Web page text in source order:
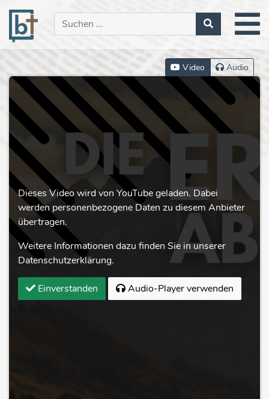
Video Audio
Dieses Video wird von YouTube geladen. Dabei
werden personenbezogene Daten zu diesem Anbieter
übertragen.
Weitere Informationen dazu finden Sie in unserer
Datenschutzerklärung.
Einverstanden Audio-Player verwenden